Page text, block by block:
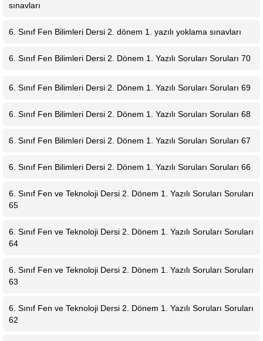
sınavları
6. Sınıf Fen Bilimleri Dersi 2. dönem 1. yazılı yoklama sınavları
6. Sınıf Fen Bilimleri Dersi 2. Dönem 1. Yazılı Soruları Soruları 70
6. Sınıf Fen Bilimleri Dersi 2. Dönem 1. Yazılı Soruları Soruları 69
6. Sınıf Fen Bilimleri Dersi 2. Dönem 1. Yazılı Soruları Soruları 68
6. Sınıf Fen Bilimleri Dersi 2. Dönem 1. Yazılı Soruları Soruları 67
6. Sınıf Fen Bilimleri Dersi 2. Dönem 1. Yazılı Soruları Soruları 66
6. Sınıf Fen ve Teknoloji Dersi 2. Dönem 1. Yazılı Soruları Soruları
65
6. Sınıf Fen ve Teknoloji Dersi 2. Dönem 1. Yazılı Soruları Soruları
64
6. Sınıf Fen ve Teknoloji Dersi 2. Dönem 1. Yazılı Soruları Soruları
63
6. Sınıf Fen ve Teknoloji Dersi 2. Dönem 1. Yazılı Soruları Soruları
62